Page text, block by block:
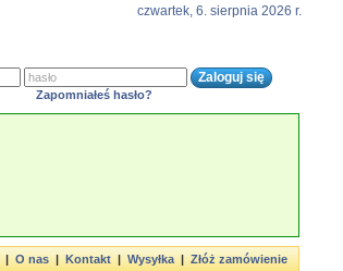
czwartek, 6. sierpnia 2026 r.
Zapomniałeś hasło?
|O nas|Kontakt|Wysyłka|Złóż zamówienie